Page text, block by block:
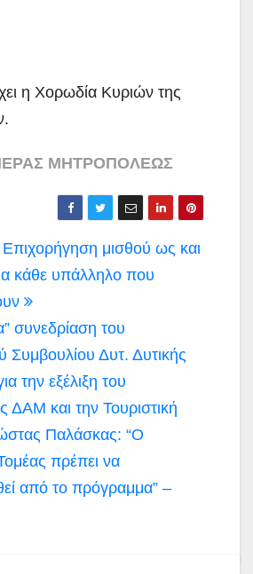
η Χορωδία Κυριών της
ΜΗΤΡΟΠΟΛΕΩΣ
Επιχορήγηση μισθού ως και
κάθε υπάλληλο που
συνεδρίαση του
Συμβουλίου Δυτ. Δυτικής
την εξέλιξη του
ΔΑΜ και την Τουριστική
Παλάσκας: “Ο
πρέπει να
από το πρόγραμμα” –